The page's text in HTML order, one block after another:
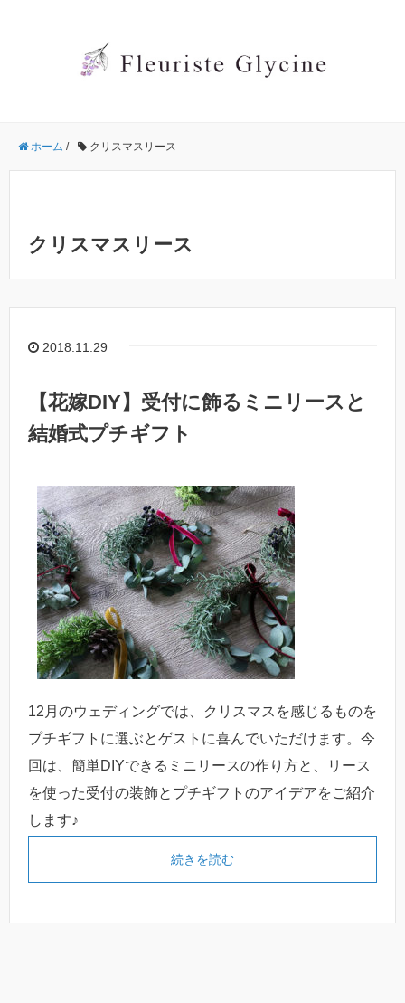
ホーム / クリスマスリース
クリスマスリース
2018.11.29
【花嫁DIY】受付に飾るミニリースと
結婚式プチギフト
12月のウェディングでは、クリスマスを感じるものを
プチギフトに選ぶとゲストに喜んでいただけます。今
回は、簡単DIYできるミニリースの作り方と、リース
を使った受付の装飾とプチギフトのアイデアをご紹介
します♪
続きを読む